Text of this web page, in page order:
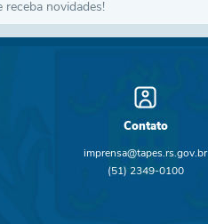
Contato
imprensa@tapes.rs.gov.br
(51) 2349-0100